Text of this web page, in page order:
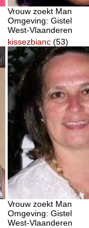
Vrouw zoekt Man
Omgeving: Gistel
West-Vlaanderen
kissezbianc (53)
Vrouw zoekt Man
Omgeving: Gistel
West-Vlaanderen